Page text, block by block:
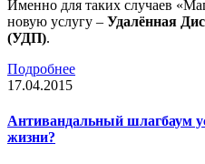
Именно для таких случаев
новую услугу – Удалённая
(УДП).
Подробнее
17.04.2015
Антивандальный шлагбаум
жизни?